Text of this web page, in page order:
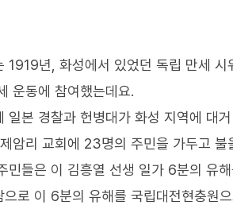
1919년, 화성에서 있었던 독립 만세 시
운동에 참여했는데요.
일본 경찰과 헌병대가 화성 지역에 대
암리 교회에 23명의 주민을 가두고 불
민들은 이 김흥열 선생 일가 6분의 유
으로 이 6분의 유해를 국립대전현충원